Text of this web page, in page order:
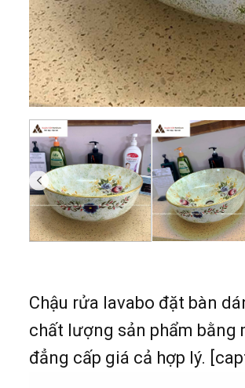
Chậu rửa lavabo đặt bàn
chất lượng sản phẩm bằng
đẳng cấp giá cả hợp lý.